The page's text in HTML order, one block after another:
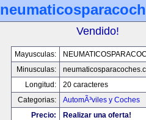
Vendido!
Mayusculas:
Minusculas:
Longitud:
20 caracteres
Categorias:
AutomÃ³viles y Coches
Precio:
Realizar una oferta!